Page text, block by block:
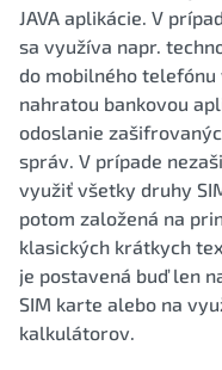
JAVA aplikácie. V
sa využíva napr.
do mobilného
nahratou bankovou
odoslanie
správ. V prípade
využiť všetky druhy
potom založená na
klasických krátkych
je postavená buď len
SIM karte alebo na
kalkulátorov.